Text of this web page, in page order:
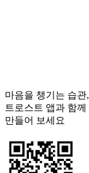
마음을 챙기는 습관,
트로스트 앱과 함께
만들어 보세요